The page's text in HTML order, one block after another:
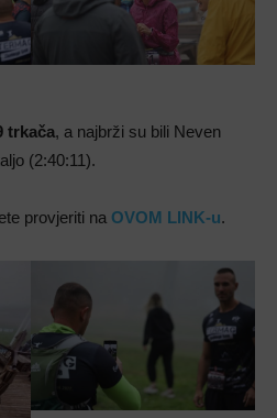
trkača, a najbrži su bili Neven
(2:40:11).
provjeriti na OVOM LINK-u.